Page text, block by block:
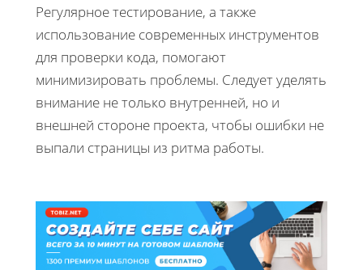
Регулярное тестирование, а также
использование современных инструментов
для проверки кода, помогают
минимизировать проблемы. Следует уделять
внимание не только внутренней, но и
внешней стороне проекта, чтобы ошибки не
выпали страницы из ритма работы.